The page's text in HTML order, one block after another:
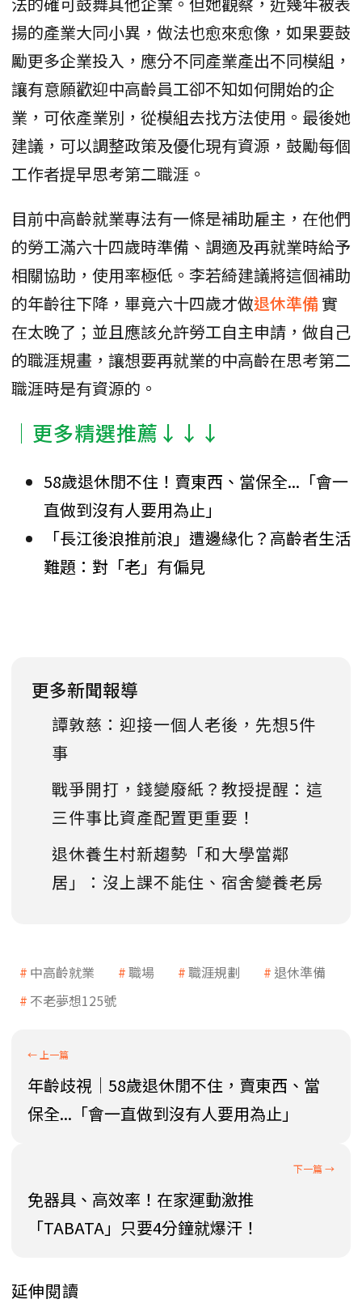
揚的產業大同小異，做法也愈來愈像，如果要鼓
勵更多企業投入，應分不同產業產出不同模組，
讓有意願歡迎中高齡員工卻不知如何開始的企
業，可依產業別，從模組去找方法使用。最後她
建議，可以調整政策及優化現有資源，鼓勵每個
工作者提早思考第二職涯。
目前中高齡就業專法有一條是補助雇主，在他們
的勞工滿六十四歲時準備、調適及再就業時給予
相關協助，使用率極低。李若綺建議將這個補助
的年齡往下降，畢竟六十四歲才做退休準備 實
在太晚了；並且應該允許勞工自主申請，做自己
的職涯規畫，讓想要再就業的中高齡在思考第二
職涯時是有資源的。
│更多精選推薦↓↓↓
58歲退休閒不住！賣東西、當保全...「會一
直做到沒有人要用為止」
「長江後浪推前浪」遭邊緣化？高齡者生活
難題：對「老」有偏見
更多新聞報導
譚敦慈：迎接一個人老後，先想5件
事
戰爭開打，錢變廢紙？教授提醒：這
三件事比資產配置更重要！
退休養生村新趨勢「和大學當鄰
居」：沒上課不能住、宿舍變養老房
中高齡就業 職場 職涯規劃
退休準備
不老夢想125號
年齡歧視│58歲退休閒不住，賣東西、當
保全...「會一直做到沒有人要用為止」
免器具、高效率！在家運動激推
「TABATA」只要4分鐘就爆汗！
延伸閱讀